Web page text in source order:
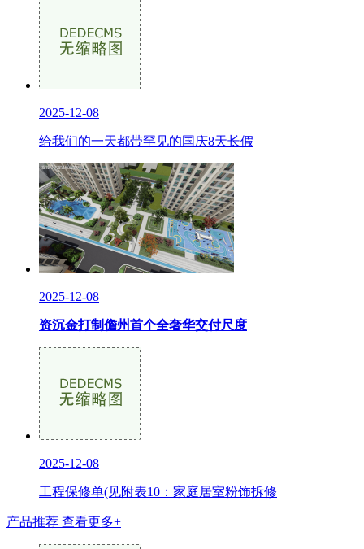
2025-12-08
给我们的一天都带罕见的国庆8天长假
2025-12-08
资沉金打制儋州首个全奢华交付尺度
2025-12-08
工程保修单(见附表10：家庭居室粉饰拆修
产品推荐 查看更多+